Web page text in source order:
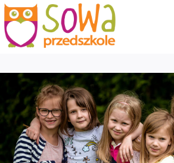
Przejdź
do
treści